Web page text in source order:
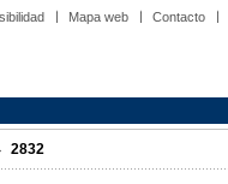
Mapa web Contacto
2832